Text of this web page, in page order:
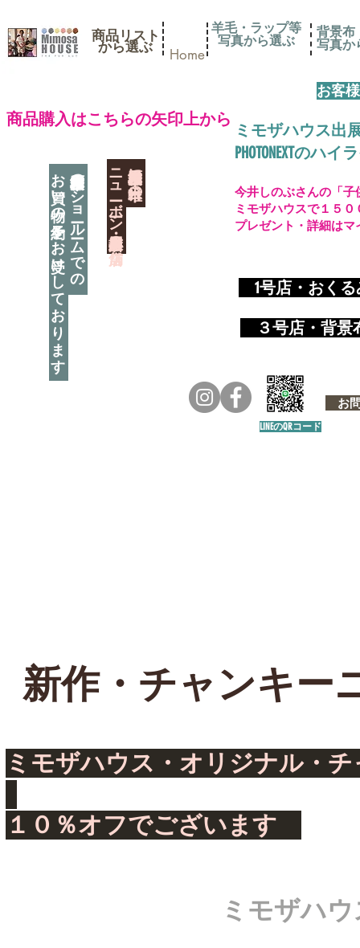
商品リスト
​から選ぶ Home
​商品購入はこちらの矢印上から
神奈川県相模原市に日本唯一の
​ニューボーン撮影用小道具店・３店舗
羊毛・ラップ等
写真から選ぶ
背景布
写真か
お客
ミモザハウス出
PHOTONEXTのハ
神奈川県相模原市のショールームでの
お買い物の予約をお受けしております 1号店・おく
​ ３号店・背
お
今井しのぶさんの「
ミモザハウスで１５
プレゼント・詳細は
LINEのQRコード
新作・チャンキーニ
ミモザハウス・オリジナル
１０％オフでございます
ミモザハ